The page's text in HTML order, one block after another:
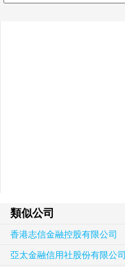
類似公司
香港志信金融控股有限公司
亞太金融信用社股份有限公司